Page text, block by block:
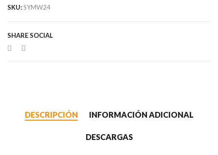
SKU:SYMW24
SHARE SOCIAL
DESCRIPCIÓN INFORMACIÓN ADICIONAL
DESCARGAS